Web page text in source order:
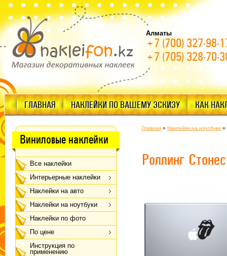
Алматы
+7 (700) 327-98-
+7 (705) 328-70-
ГЛАВНАЯ НАКЛЕЙКИ ПО ВАШЕМУ ЭСКИЗУ КАК
Виниловые наклейки
Все наклейки
Интерьерные наклейки
Наклейки на авто
Наклейки на ноутбуки
Наклейки по фото
По цене
Инструкция по
применению
Главная » Наклейки на ноутбуки »
Роллинг Стонес